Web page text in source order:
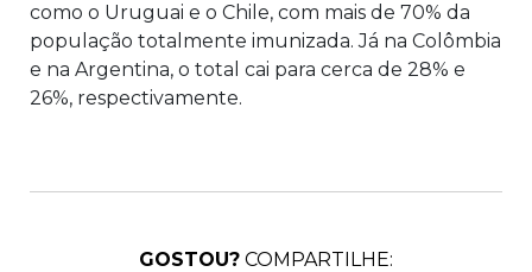
como o Uruguai e o Chile, com mais de 70% da
população totalmente imunizada. Já na Colômbia
e na Argentina, o total cai para cerca de 28% e
26%, respectivamente.
GOSTOU? COMPARTILHE: